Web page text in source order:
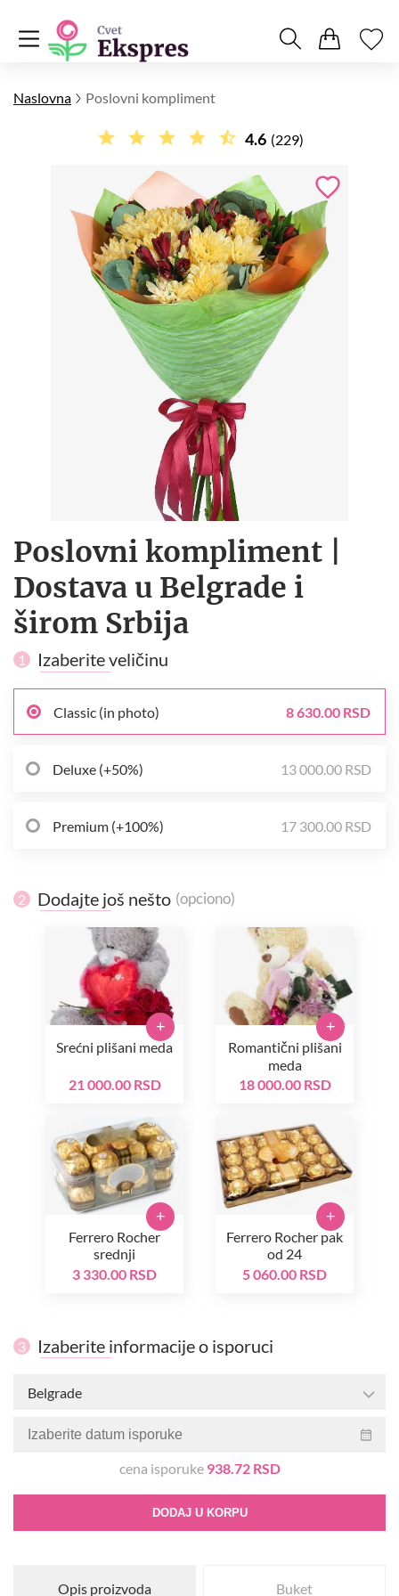
Naslovna Poslovni kompliment
4.6 (229)
Poslovni kompliment |
Dostava u Belgrade i
širom Srbija
1 Izaberite veličinu
Classic (in photo) 8 630.00 RSD
Deluxe (+50%) 13 000.00 RSD
Premium (+100%) 17 300.00 RSD
2 Dodajte još nešto (opciono)
Srećni plišani meda
21 000.00 RSD
+
Romantični plišani
meda
18 000.00 RSD
+
Ferrero Rocher
srednji
3 330.00 RSD
+
Ferrero Rocher pak
od 24
5 060.00 RSD
+
3 Izaberite informacije o isporuci
Belgrade
cena isporuke 938.72 RSD
DODAJ U KORPU
Opis proizvoda Buket